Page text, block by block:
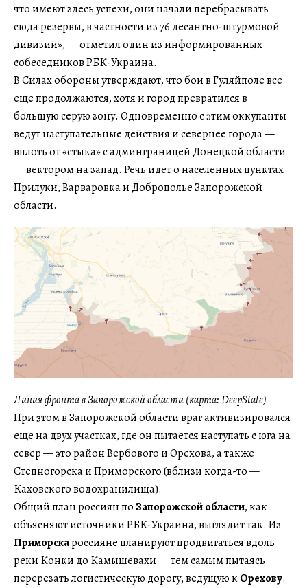
что имеют здесь успехи, они начали перебрасывать
сюда резервы, в частности из 76 десантно-штурмовой
дивизии», — отметил один из информированных
собеседников РБК-Украина.
В Силах обороны утверждают, что бои в Гуляйполе все
еще продолжаются, хотя и город превратился в
большую серую зону. Одновременно с этим оккупанты
ведут наступательные действия и севернее города —
вплоть от «стыка» с админграницей Донецкой области
— вектором на запад. Речь идет о населенных пунктах
Прилуки, Варваровка и Доброполье Запорожской
области.
Линия фронта в Запорожской области (карта: DeepState)
При этом в Запорожской области враг активизировался
еще на двух участках, где он пытается наступать с юга на
север — это район Вербового и Орехова, а также
Степногорска и Приморского (вблизи когда-то —
Каховского водохранилища).
Общий план россиян по Запорожской области, как
объясняют источники РБК-Украина, выглядит так. Из
Приморскароссияне планируют продвигаться вдоль
реки Конки до Камышевахи — тем самым пытаясь
перерезать логистическую дорогу, ведущую к Орехову.